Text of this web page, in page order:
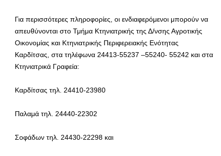
Για περισσότερες πληροφορίες, οι ενδιαφερόμενοι μπορούν να
απευθύνονται στο Τμήμα Κτηνιατρικής της Δ/νσης Αγροτικής
Οικονομίας και Κτηνιατρικής Περιφερειακής Ενότητας
Καρδίτσας, στα τηλέφωνα 24413-55237 –55240- 55242 και στα
Κτηνιατρικά Γραφεία:
Καρδίτσας τηλ. 24410-23980
Παλαμά τηλ. 24440-22302
Σοφάδων τηλ. 24430-22298 και